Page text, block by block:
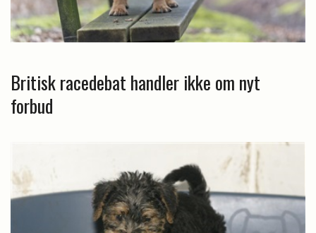
Britisk racedebat handler ikke om nyt
forbud